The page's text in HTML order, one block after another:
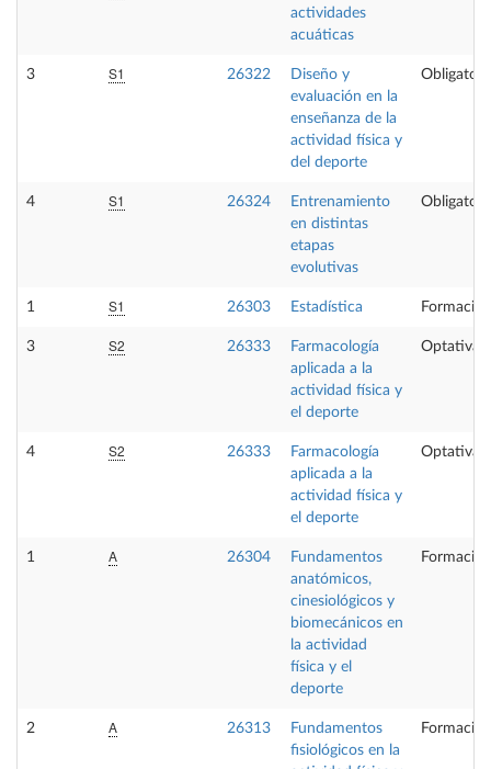
actividades
acuáticas
3 S1 26322
Diseño y
evaluación en la
enseñanza de la
actividad física y
del deporte
4 S1 26324
Entrenamiento
en distintas
etapas
evolutivas
1 S1 26303 Estadística
3 S2 26333
Farmacología
aplicada a la
actividad física y
el deporte
Optativa
4 S2 26333
Farmacología
aplicada a la
actividad física y
el deporte
Optativa
1 A 26304
Fundamentos
anatómicos,
cinesiológicos y
biomecánicos en
la actividad
física y el
deporte
2 A 26313
Fundamentos
fisiológicos en la